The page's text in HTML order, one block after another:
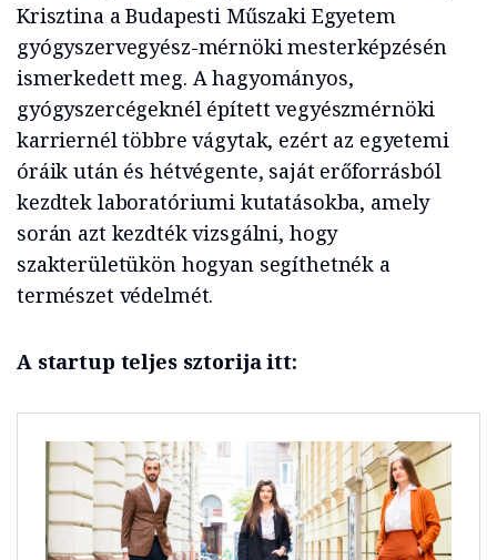
Krisztina a Budapesti Műszaki Egyetem
gyógyszervegyész-mérnöki mesterképzésén
ismerkedett meg. A hagyományos,
gyógyszercégeknél épített vegyészmérnöki
karriernél többre vágytak, ezért az egyetemi
óráik után és hétvégente, saját erőforrásból
kezdtek laboratóriumi kutatásokba, amely
során azt kezdték vizsgálni, hogy
szakterületükön hogyan segíthetnék a
természet védelmét.
A startup teljes sztorija itt: